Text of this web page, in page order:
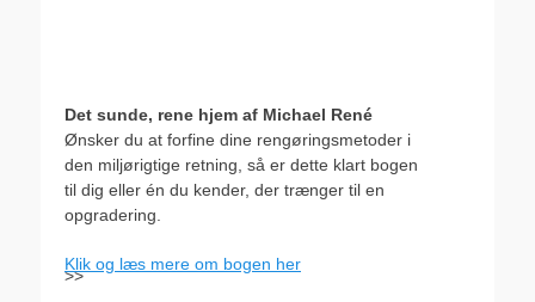
Det sunde, rene hjem af Michael René
Ønsker du at forfine dine rengøringsmetoder i
den miljørigtige retning, så er dette klart bogen
til dig eller én du kender, der trænger til en
opgradering.
Klik og læs mere om bogen her
>>